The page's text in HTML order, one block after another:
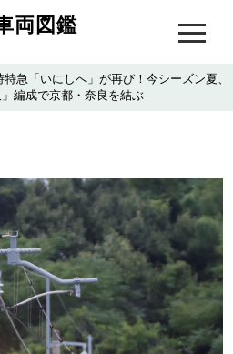
両図鑑
急「いにしへ」が再び！今シーズン夏、
」編成で京都・奈良を結ぶ